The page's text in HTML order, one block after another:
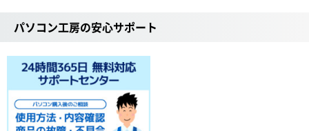
パソコン工房の安心サポート